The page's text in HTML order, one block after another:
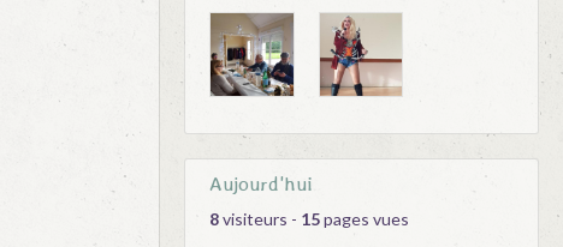
Aujourd'hui
8visiteurs - 15pages vues